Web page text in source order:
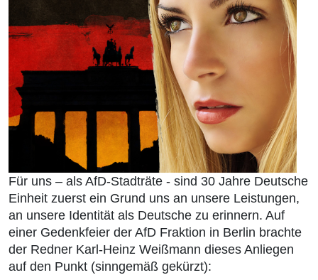
Für uns – als AfD-Stadträte - sind 30 Jahre Deutsche
Einheit zuerst ein Grund uns an unsere Leistungen,
an unsere Identität als Deutsche zu erinnern. Auf
einer Gedenkfeier der AfD Fraktion in Berlin brachte
der Redner Karl-Heinz Weißmann dieses Anliegen
auf den Punkt (sinngemäß gekürzt):